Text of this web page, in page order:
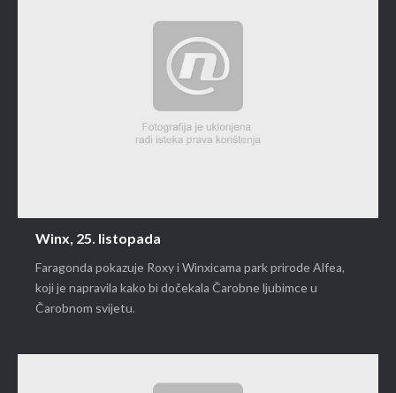
Winx, 25. listopada
Faragonda pokazuje Roxy i Winxicama park prirode Alfea,
koji je napravila kako bi dočekala Čarobne ljubimce u
Čarobnom svijetu.